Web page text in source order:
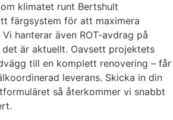
klimatet runt Bertshult
färgsystem för att maximera
hanterar även ROT-avdrag på
är aktuellt. Oavsett projektets
till en komplett renovering – får
leverans. Skicka in din
så återkommer vi snabbt